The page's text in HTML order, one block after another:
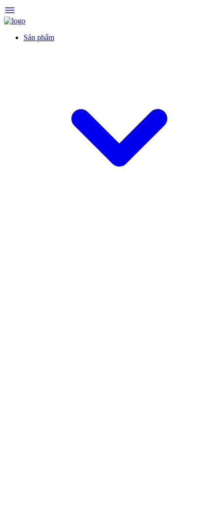
Sản phẩm